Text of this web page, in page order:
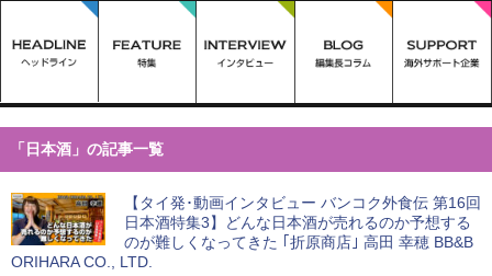
「日本酒」の記事一覧
【タイ発･動画インタビュー バンコク外食伝 第16回
日本酒特集3】どんな日本酒が売れるのか予想する
のが難しくなってきた ｢折原商店｣ 高田 幸穂 BB&B
ORIHARA CO., LTD.